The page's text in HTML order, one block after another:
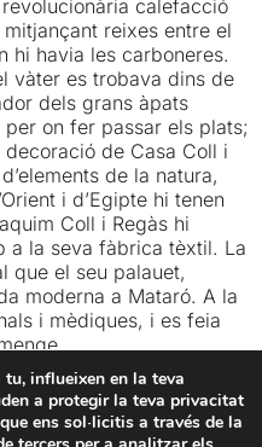
calefacció
reixes entre el
hi havia les carboneres.
vàter es trobava dins de
dels grans àpats
per on fer passar els plats;
de Casa Coll i
de la natura,
i d’Egipte hi tenen
Coll i Regàs hi
a la seva fàbrica tèxtil. La
que el seu palauet,
moderna a Mataró. A la
i mèdiques, i es feia
influeixen en la teva
a protegir la teva privacitat
ens sol·licitis a través de la